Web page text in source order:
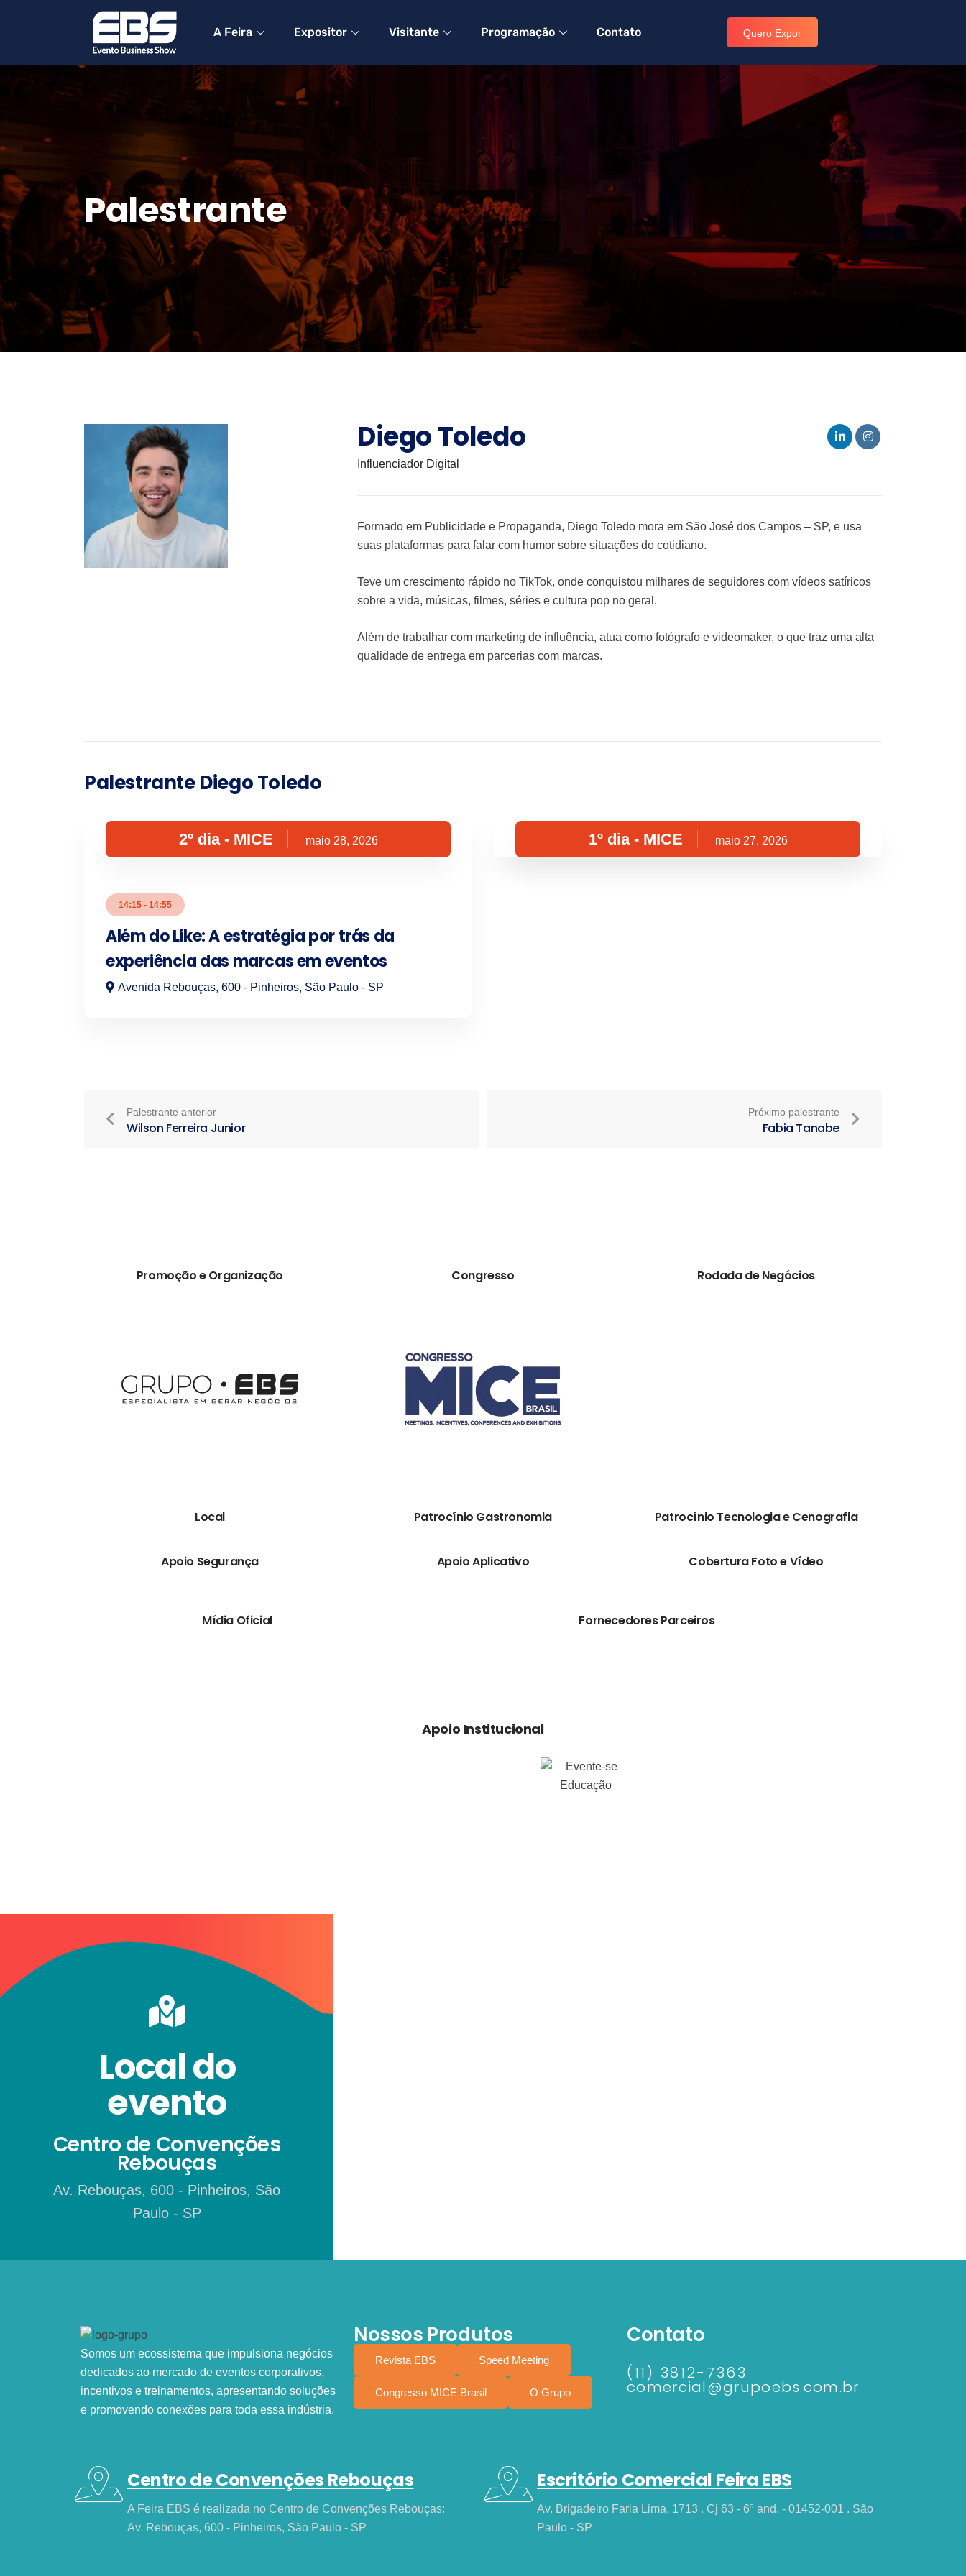
A Feira Expositor Visitante Programação Contato Quero Expor
Palestrante
Diego Toledo
Influenciador Digital
Formado em Publicidade e Propaganda, Diego Toledo mora em São José dos Campos – SP, e usa
suas plataformas para falar com humor sobre situações do cotidiano.
Teve um crescimento rápido no TikTok, onde conquistou milhares de seguidores com vídeos satíricos
sobre a vida, músicas, filmes, séries e cultura pop no geral.
Além de trabalhar com marketing de influência, atua como fotógrafo e videomaker, o que traz uma alta
qualidade de entrega em parcerias com marcas.
Palestrante Diego Toledo
2º dia - MICE maio 28, 2026
14:15 - 14:55
Além do Like: A estratégia por trás da
experiência das marcas em eventos
Avenida Rebouças, 600 - Pinheiros, São Paulo - SP
1º dia - MICE maio 27, 2026
Palestrante anterior
Wilson Ferreira Junior
Próximo palestrante
Fabia Tanabe
Promoção e Organização Congresso Rodada de Negócios
Local Patrocínio Gastronomia Patrocínio Tecnologia e Cenografia
Apoio Segurança Apoio Aplicativo Cobertura Foto e Vídeo
Mídia Oficial Fornecedores Parceiros
Apoio Institucional
Local do
evento
Centro de Convenções
Rebouças
Av. Rebouças, 600 - Pinheiros, São
Paulo - SP
Somos um ecossistema que impulsiona negócios
dedicados ao mercado de eventos corporativos,
incentivos e treinamentos, apresentando soluções
e promovendo conexões para toda essa indústria.
Nossos Produtos
Revista EBS Speed Meeting
Congresso MICE Brasil O Grupo
Contato
(11) 3812-7363
comercial@grupoebs.com.br
Centro de Convenções Rebouças
A Feira EBS é realizada no Centro de Convenções Rebouças:
Av. Rebouças, 600 - Pinheiros, São Paulo - SP
Escritório Comercial Feira EBS
Av. Brigadeiro Faria Lima, 1713 . Cj 63 - 6ª and. - 01452-001 . São
Paulo - SP